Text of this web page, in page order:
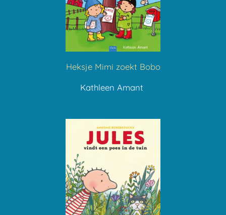
Heksje Mimi zoekt Bobo
Kathleen Amant